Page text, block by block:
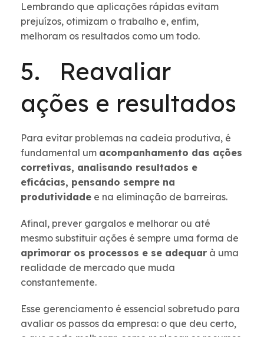
Lembrando que aplicações rápidas evitam
prejuízos, otimizam o trabalho e, enfim,
melhoram os resultados como um todo.
5. Reavaliar
ações e resultados
Para evitar problemas na cadeia produtiva, é
fundamental um acompanhamento das ações
corretivas, analisando resultados e
eficácias, pensando sempre na
produtividade e na eliminação de barreiras.
Afinal, prever gargalos e melhorar ou até
mesmo substituir ações é sempre uma forma de
aprimorar os processos e se adequar à uma
realidade de mercado que muda
constantemente.
Esse gerenciamento é essencial sobretudo para
avaliar os passos da empresa: o que deu certo,